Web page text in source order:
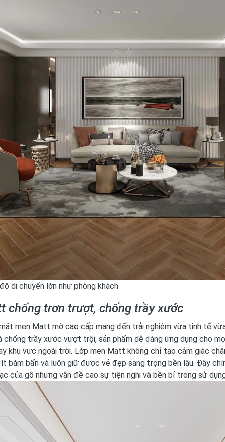
di chuyển lớn như phòng khách
chống trơn trượt, chống trầy xước
men Matt mờ cao cấp mang đến trải nghiệm vừa tinh tế
trầy xước vượt trội, sản phẩm dễ dàng ứng dụng cho
khu vực ngoài trời. Lớp men Matt không chỉ tạo cảm giác
bám bẩn và luôn giữ được vẻ đẹp sang trọng bền lâu. Đây
của gỗ nhưng vẫn đề cao sự tiện nghi và bền bỉ trong sử